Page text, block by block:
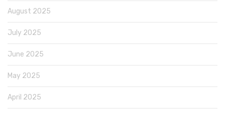
August 2025
July 2025
June 2025
May 2025
April 2025